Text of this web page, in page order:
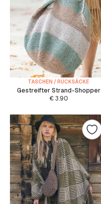
TASCHEN / RUCKSÄCKE
Gestreifter Strand-Shopper
€3.90